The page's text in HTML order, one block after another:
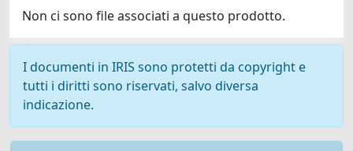
Non ci sono file associati a questo prodotto.
I documenti in IRIS sono protetti da copyright e
tutti i diritti sono riservati, salvo diversa
indicazione.